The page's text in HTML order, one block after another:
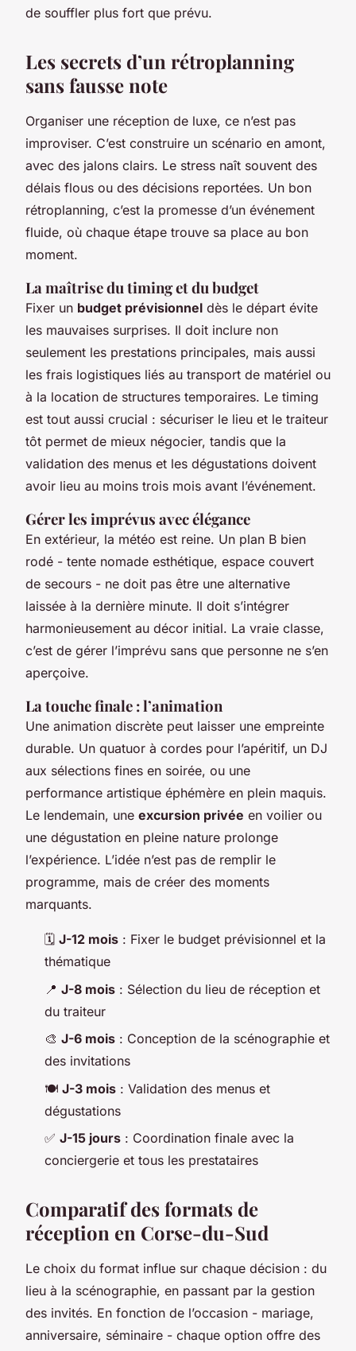
de souffler plus fort que prévu.
Les secrets d’un rétroplanning
sans fausse note
Organiser une réception de luxe, ce n’est pas
improviser. C’est construire un scénario en amont,
avec des jalons clairs. Le stress naît souvent des
délais flous ou des décisions reportées. Un bon
rétroplanning, c’est la promesse d’un événement
fluide, où chaque étape trouve sa place au bon
moment.
La maîtrise du timing et du budget
Fixer un budget prévisionnel dès le départ évite
les mauvaises surprises. Il doit inclure non
seulement les prestations principales, mais aussi
les frais logistiques liés au transport de matériel ou
à la location de structures temporaires. Le timing
est tout aussi crucial : sécuriser le lieu et le traiteur
tôt permet de mieux négocier, tandis que la
validation des menus et les dégustations doivent
avoir lieu au moins trois mois avant l’événement.
Gérer les imprévus avec élégance
En extérieur, la météo est reine. Un plan B bien
rodé - tente nomade esthétique, espace couvert
de secours - ne doit pas être une alternative
laissée à la dernière minute. Il doit s’intégrer
harmonieusement au décor initial. La vraie classe,
c’est de gérer l’imprévu sans que personne ne s’en
aperçoive.
La touche finale : l’animation
Une animation discrète peut laisser une empreinte
durable. Un quatuor à cordes pour l’apéritif, un DJ
aux sélections fines en soirée, ou une
performance artistique éphémère en plein maquis.
Le lendemain, une excursion privée en voilier ou
une dégustation en pleine nature prolonge
l’expérience. L’idée n’est pas de remplir le
programme, mais de créer des moments
marquants.
🗓️ J-12 mois : Fixer le budget prévisionnel et la
thématique
📍 J-8 mois : Sélection du lieu de réception et
du traiteur
🎨 J-6 mois : Conception de la scénographie et
des invitations
🍽️ J-3 mois : Validation des menus et
dégustations
✅ J-15 jours : Coordination finale avec la
conciergerie et tous les prestataires
Comparatif des formats de
réception en Corse-du-Sud
Le choix du format influe sur chaque décision : du
lieu à la scénographie, en passant par la gestion
des invités. En fonction de l’occasion - mariage,
anniversaire, séminaire - chaque option offre des